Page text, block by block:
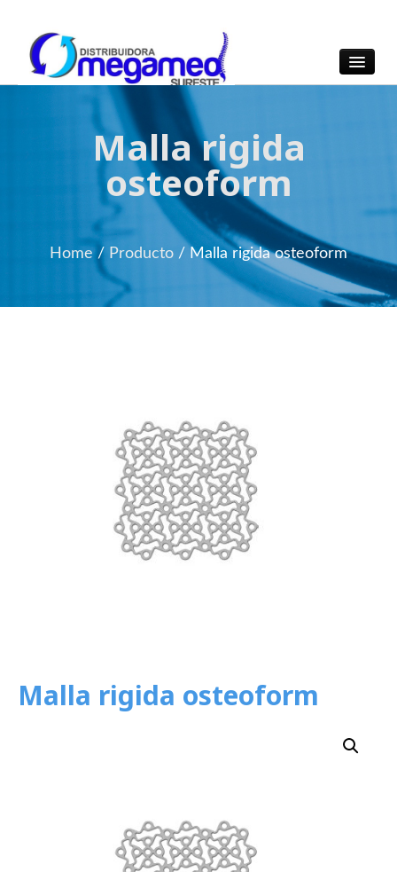
OmegaMed Sureste
OmegaMed Sureste
Malla rigida
osteoform
Home/ Producto / Malla rigida osteoform
Malla rigida osteoform